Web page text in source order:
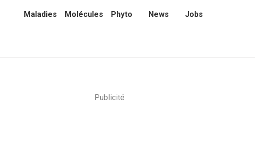
Maladies Molécules Phyto News Jobs
Publicité